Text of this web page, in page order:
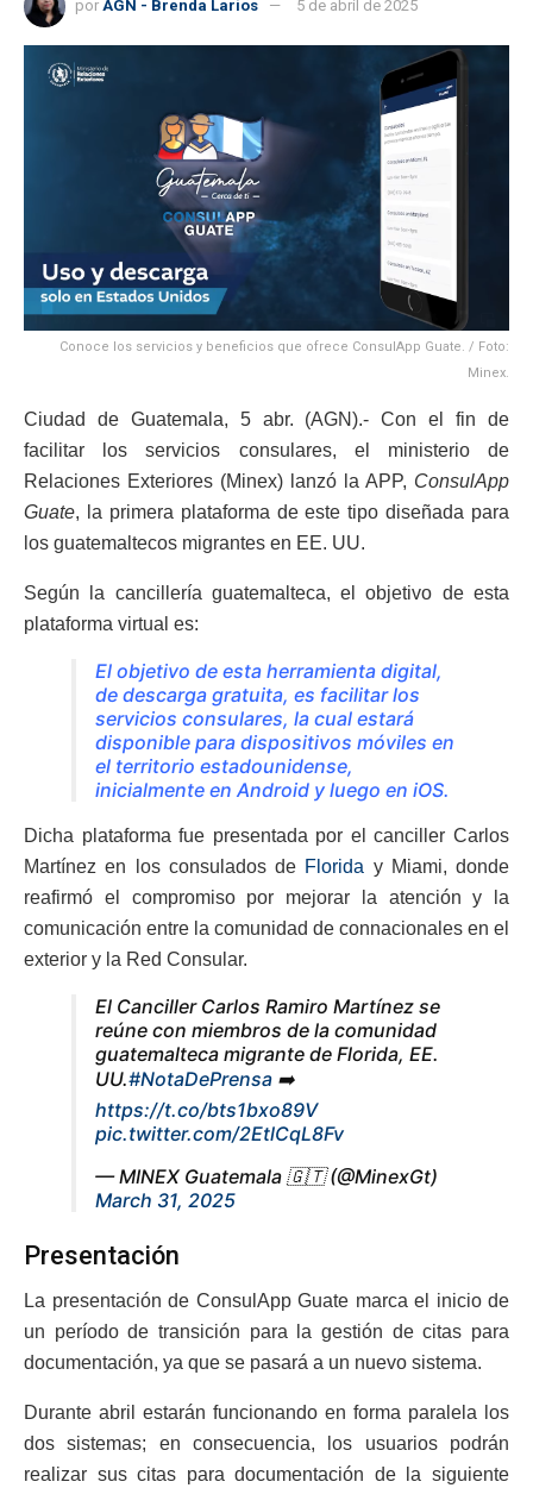
por AGN - Brenda Larios 5 de abril de 2025
Conoce los servicios y beneficios que ofrece ConsulApp Guate. / Foto:
Minex.
Ciudad de Guatemala, 5 abr. (AGN).- Con el fin de
facilitar los servicios consulares, el ministerio de
Relaciones Exteriores (Minex) lanzó la APP, ConsulApp
Guate, la primera plataforma de este tipo diseñada para
los guatemaltecos migrantes en EE. UU.
Según la cancillería guatemalteca, el objetivo de esta
plataforma virtual es:
El objetivo de esta herramienta digital,
de descarga gratuita, es facilitar los
servicios consulares, la cual estará
disponible para dispositivos móviles en
el territorio estadounidense,
inicialmente en Android y luego en iOS.
Dicha plataforma fue presentada por el canciller Carlos
Martínez en los consulados de Florida y Miami, donde
reafirmó el compromiso por mejorar la atención y la
comunicación entre la comunidad de connacionales en el
exterior y la Red Consular.
El Canciller Carlos Ramiro Martínez se
reúne con miembros de la comunidad
guatemalteca migrante de Florida, EE.
UU.#NotaDePrensa ➡️
https://t.co/bts1bxo89V
pic.twitter.com/2EtlCqL8Fv
— MINEX Guatemala 🇬🇹 (@MinexGt)
March 31, 2025
Presentación
La presentación de ConsulApp Guate marca el inicio de
un período de transición para la gestión de citas para
documentación, ya que se pasará a un nuevo sistema.
Durante abril estarán funcionando en forma paralela los
dos sistemas; en consecuencia, los usuarios podrán
realizar sus citas para documentación de la siguiente